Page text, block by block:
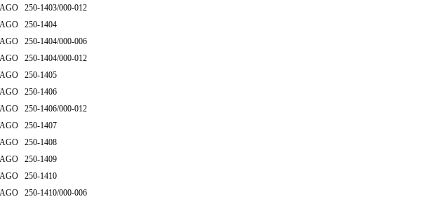
250-1403/000-012
250-1404
250-1404/000-006
250-1404/000-012
250-1405
250-1406
250-1406/000-012
250-1407
250-1408
250-1409
250-1410
250-1410/000-006